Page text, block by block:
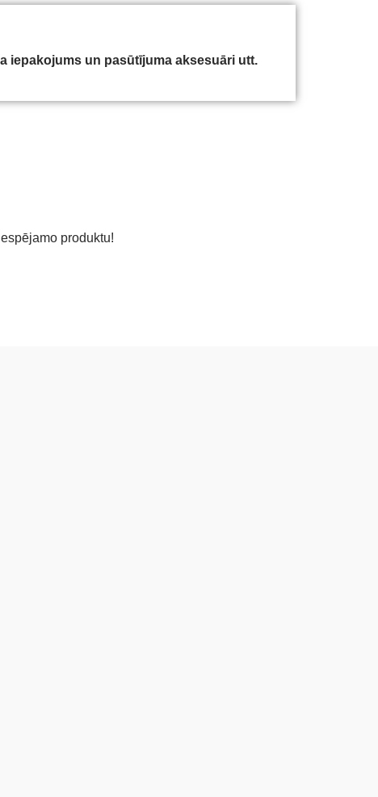
iepakojums un pasūtījuma aksesuāri utt.
produktu!